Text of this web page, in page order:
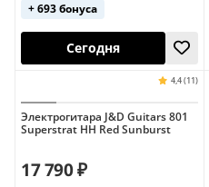
Сегодня
+ 693 бонуса
Электрогитара J&D Guitars 801
Superstrat HH Red Sunburst
17 790 ₽